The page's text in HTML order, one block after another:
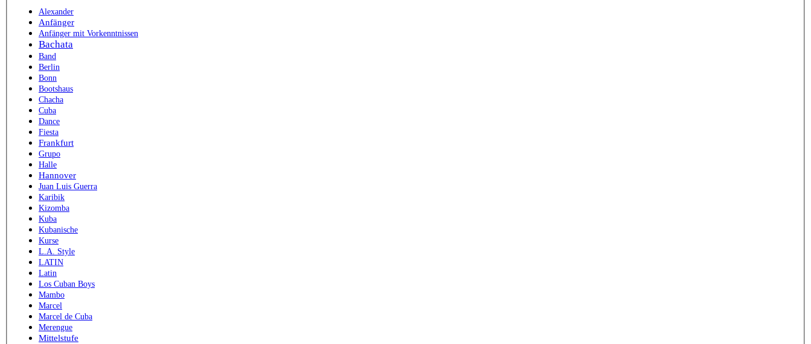
Alexander
Anfänger
Anfänger mit Vorkenntnissen
Bachata
Band
Berlin
Bonn
Bootshaus
Chacha
Cuba
Dance
Fiesta
Frankfurt
Grupo
Halle
Hannover
Juan Luis Guerra
Karibik
Kizomba
Kuba
Kubanische
Kurse
L.A. Style
LATIN
Latin
Los Cuban Boys
Mambo
Marcel
Marcel de Cuba
Merengue
Mittelstufe